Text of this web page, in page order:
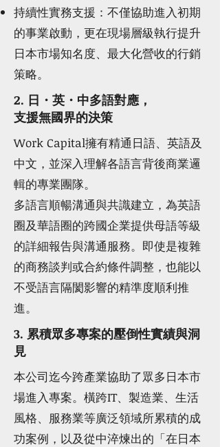
持續性實務支援：不僅協助進入初期
的事業啟動，更在現場層級執行提升
日本市場知名度、最大化營收的行銷
策略。
2. 日・英・中多語對應，
支援無國界的決策
Work Capital擁有精通日語、英語及
中文，並深入理解各語言背後商業邏
輯的專業團隊。
多語言順暢溝通與共識建立，為英語
圈及華語圈的跨國企業提供母語等級
的詳細報告與溝通服務。即使是複雜
的商務談判或合約條件調整，也能以
不受語言隔閡影響的精準度順利推
進。
3. 累積眾多專案的壓倒性實績與洞
見
本公司迄今跨產業協助了眾多日本市
場進入專案。橫跨IT、製造業、生活
風格、服務業等廣泛領域所累積的成
功案例，以及從中淬煉出的「在日本